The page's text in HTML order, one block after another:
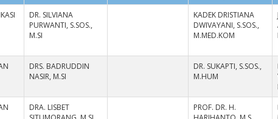
DR. SILVIANA
PURWANTI, S.SOS.,
M.SI
KADEK DRISTIANA
DWIVAYANI, S.SOS.,
M.MED.KOM
DRS. BADRUDDIN
NASIR, M.SI
DR. SUKAPTI, S.SOS.,
M.HUM
DRA. LISBET
PROF. DR. H.